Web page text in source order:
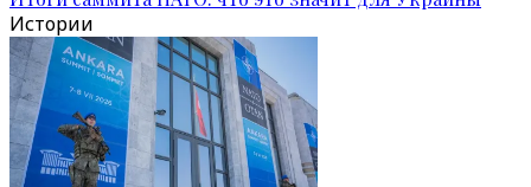
Истории